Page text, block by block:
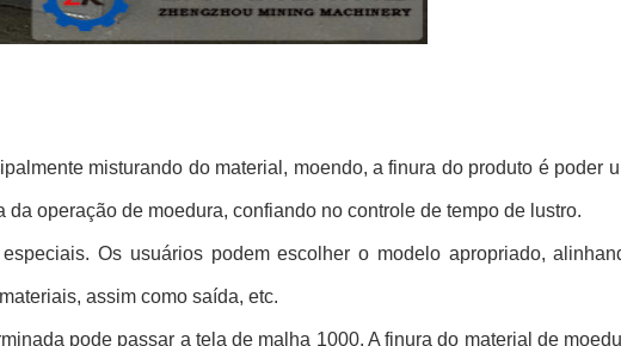
misturando do material, moendo, a finura do produto é poder
operação de moedura, confiando no controle de tempo de lustro.
Os usuários podem escolher o modelo apropriado,
assim como saída, etc.
pode passar a tela de malha 1000. A finura do material de